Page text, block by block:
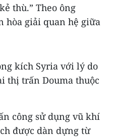
thù.” Theo ông
hòa giải quan hệ giữa
kích Syria với lý do
thị trấn Douma thuộc
công sử dụng vũ khí
được dàn dựng từ